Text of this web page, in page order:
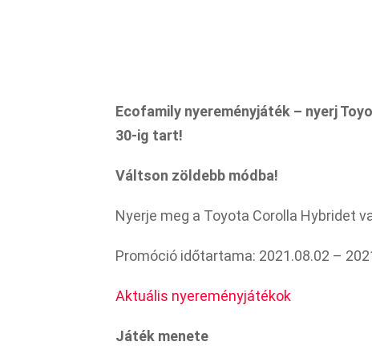
Ecofamily nyereményjáték – nyerj
30-ig tart!
Váltson zöldebb módba!
Nyerje meg a Toyota Corolla Hybridet
Promóció időtartama: 2021.08.02 –
Aktuális nyereményjátékok
Játék menete